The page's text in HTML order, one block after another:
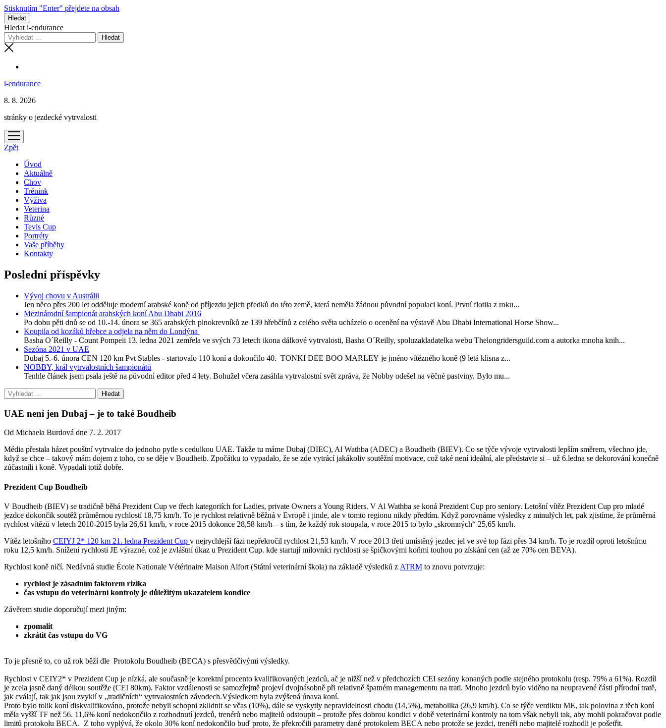
Stisknutím "Enter" přejdete na obsah
Hledat
Hledat i-endurance
i-endurance
8. 8. 2026
stránky o jezdecké vytrvalosti
otevřít
menu
Zpět
Úvod
Aktuálně
Chov
Trénink
Výživa
Veterina
Různé
Tevis Cup
Portréty
Vaše příběhy
Kontakty
Poslední příspěvky
Vývoj chovu v Austrálii
Jen něco přes 200 let odděluje moderní arabské koně od příjezdu jejich předků do této země, která neměla žádnou původní populaci koní. První flotila z roku...
Mezinárodní šampionát arabských koní Abu Dhabi 2016
Po dobu pěti dnů se od 10.-14. února se 365 arabských plnokrevníků ze 139 hřebčínů z celého světa ucházelo o ocenění na výstavě Abu Dhabi International Horse Show...
Koupila od kozáků hřebce a odjela na něm do Londýna
Basha O´Reilly - Count Pompeii 13. ledna 2021 zemřela ve svých 73 letech ikona dálkové vytrvalosti, Basha O´Reilly, spoluzakladatelka webu Thelongridersguild.com a autorka mnoha knih...
Sezóna 2021 v UAE
Dubaj 5.-6. února CEN 120 km Pvt Stables - startovalo 110 koní a dokončilo 40. TONKI DEE BOO MARLEY je jméno vítězného koně (9 letá klisna z...
NOBBY, král vytrvalostních šampionátů
Tenhle článek jsem psala ještě na původní editor před 4 lety. Bohužel včera zasáhla vytrvalostní svět zpráva, že Nobby odešel na věčné pastviny. Bylo mu...
UAE není jen Dubaj – je to také Boudheib
Od Michaela Burdová dne 7. 2. 2017
Média přestala házet pouštní vytrvalce do jednoho pytle s cedulkou UAE. Takže tu máme Dubaj (DIEC), Al Wathba (ADEC) a Boudheib (BIEV). Co se týče vývoje vytrvalosti lepším směrem, všechno jde,
když se chce – takový mám dojem z toho, co se děje v Boudheib. Zpočátku to vypadalo, že se zde vytrácí jakákoliv soutěžní motivace, což také není ideální, ale představte si – už 6.ledna se dekorování konečně
zúčastnili i koně. Vypadali totiž dobře.
Prezident Cup Boudheib
V Boudheib (BIEV) se tradičně běhá Prezident Cup ve třech kategoriích for Ladies, private Owners a Young Riders. V Al Wathba se koná Prezident Cup pro seniory. Letošní vítěz Prezident Cup pro mladé
jezdce dokončik soutěž průměrnou rychlostí 18,75 km/h. To je rychlost relativně běžná v Evropě i jinde, ale v tomto regionu nikdy předtím. Když porovnáme výsledky z minulých let, pak zjistíme, že průměrná
rychlost vítězů v letech 2010-2015 byla 26,61 km/h, v roce 2015 dokonce 28,58 km/h – s tím, že každý rok stoupala, v roce 2015 to bylo „skromných“ 25,65 km/h.
Vítěz letošního CEIYJ 2* 120 km 21. ledna Prezident Cup v nejrychlejší fázi nepřekročil rychlost 21,53 km/h. V roce 2013 třetí umístěný jezdec jel ve své top fázi přes 34 km/h. To je rozdíl oproti letošnímu
roku 12,5 km/h. Snížení rychlosti JE výrazné, což je zvláštní úkaz u Prezident Cup. kde startují milovníci rychlosti se špičkovými koňmi touhou po získání cen (až ze 70% cen BEVA).
Rychlost koně ničí. Nedávná studie École Nationale Vétérinaire Maison Alfort (Státní veterinární škola) na základě výsledků z ATRM to znovu potvrzuje:
rychlost je zásadním faktorem rizika
čas vstupu do veterinární kontroly je důležitým ukazatelem kondice
Závěrem studie doporučují mezi jiným:
zpomalit
zkrátit čas vstupu do VG
To je přesně to, co už rok běží dle Protokolu Boudheib (BECA) s přesvědčivými výsledky.
Rychlost v CEIY2* v Prezident Cup je nízká, ale současně je korektní procento kvalifikovaných jezdců, ač je nižší než v předchozích CEI sezóny konaných podle stejného protokolu (resp. 79% a 61%). Rozdíl
je zcela jasně daný délkou soutěže (CEI 80km). Faktor vzdálenosti se samozřejmě projeví dvojnásobně při relativně špatném managementu na trati. Mnoho jezdců bylo viděno na neupravené části přírodní tratě,
jak cválají, tak jak jsou zvyklí v „tradičních“ vytrvalostních závodech.Výsledkem byla zvýšená únava koní.
Proto bylo tolik koní diskvalifikováno, protože nebyli schopni zklidnit se včas (10%), dále se vyskytly nepravidelnosti chodu (14,5%), metabolika (26,9 km/h). Co se týče verdiktu ME, tak polovina z těch koní
měla vyšší TF než 56. 11,6% koní nedokončilo z rozhodnutí jezdců, trenérů nebo majitelů odstoupit – protože přes dobrou kondici v době veterinární kontroly na tom však nebyli tak, aby mohli pokračovat podle
limitů protokolu BECA. Z toho vyplývá, že okolo 30% koní nedokončilo buď proto, že překročili parametry dané protokolem BECA nebo protože se jezdci, trenéři nebo majitelé rozhodli je pošetřit.